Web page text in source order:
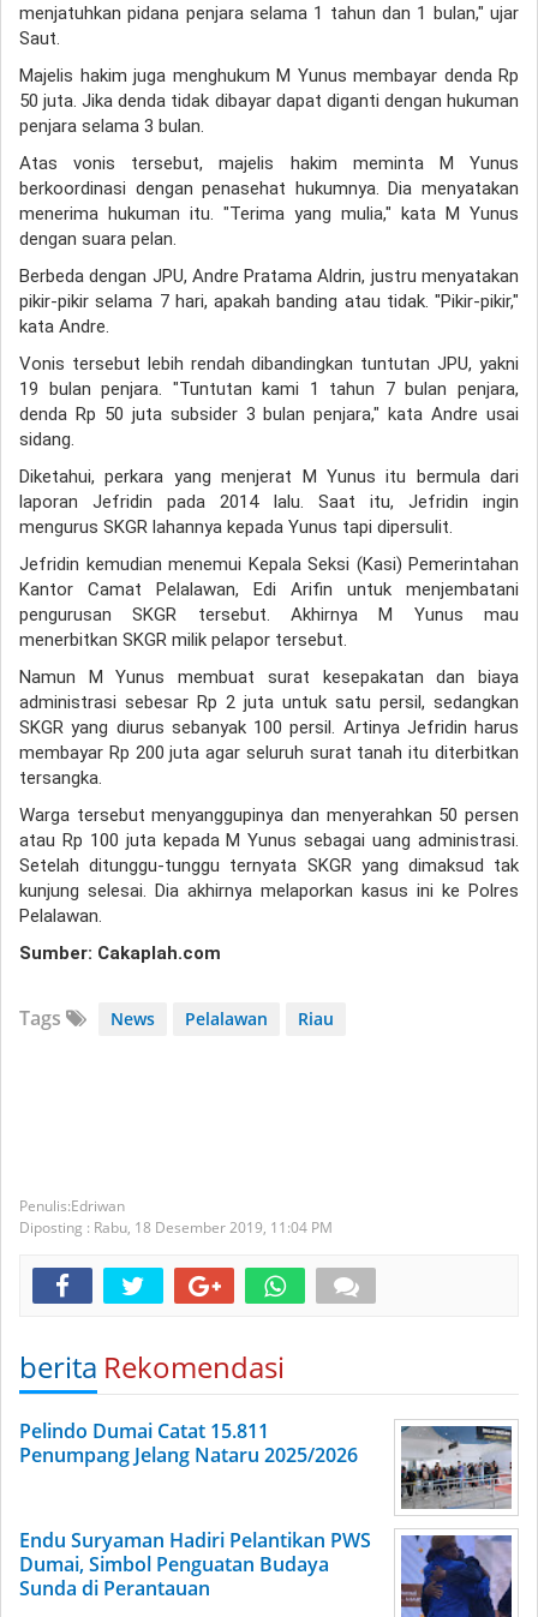
menjatuhkan pidana penjara selama 1 tahun dan 1 bulan," ujar
Saut.
Majelis hakim juga menghukum M Yunus membayar denda Rp
50 juta. Jika denda tidak dibayar dapat diganti dengan hukuman
penjara selama 3 bulan.
Atas vonis tersebut, majelis hakim meminta M Yunus
berkoordinasi dengan penasehat hukumnya. Dia menyatakan
menerima hukuman itu. "Terima yang mulia," kata M Yunus
dengan suara pelan.
Berbeda dengan JPU, Andre Pratama Aldrin, justru menyatakan
pikir-pikir selama 7 hari, apakah banding atau tidak. "Pikir-pikir,"
kata Andre.
Vonis tersebut lebih rendah dibandingkan tuntutan JPU, yakni
19 bulan penjara. "Tuntutan kami 1 tahun 7 bulan penjara,
denda Rp 50 juta subsider 3 bulan penjara," kata Andre usai
sidang.
Diketahui, perkara yang menjerat M Yunus itu bermula dari
laporan Jefridin pada 2014 lalu. Saat itu, Jefridin ingin
mengurus SKGR lahannya kepada Yunus tapi dipersulit.
Jefridin kemudian menemui Kepala Seksi (Kasi) Pemerintahan
Kantor Camat Pelalawan, Edi Arifin untuk menjembatani
pengurusan SKGR tersebut. Akhirnya M Yunus mau
menerbitkan SKGR milik pelapor tersebut.
Namun M Yunus membuat surat kesepakatan dan biaya
administrasi sebesar Rp 2 juta untuk satu persil, sedangkan
SKGR yang diurus sebanyak 100 persil. Artinya Jefridin harus
membayar Rp 200 juta agar seluruh surat tanah itu diterbitkan
tersangka.
Warga tersebut menyanggupinya dan menyerahkan 50 persen
atau Rp 100 juta kepada M Yunus sebagai uang administrasi.
Setelah ditunggu-tunggu ternyata SKGR yang dimaksud tak
kunjung selesai. Dia akhirnya melaporkan kasus ini ke Polres
Pelalawan.
Sumber: Cakaplah.com
Tags News Pelalawan Riau
Edriwan
Diposting : Rabu, 18 Desember 2019, 11:04 PM
berita Rekomendasi
Pelindo Dumai Catat 15.811
Penumpang Jelang Nataru 2025/2026
Endu Suryaman Hadiri Pelantikan PWS
Dumai, Simbol Penguatan Budaya
Sunda di Perantauan